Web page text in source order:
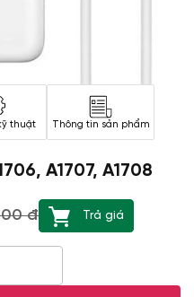
thuật Thông tin sản phẩm
A1707, A1708
đ
Trả giá